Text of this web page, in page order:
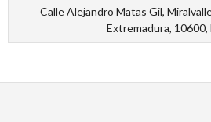
Calle Alejandro Matas Gil,
Extremadura, 10600,